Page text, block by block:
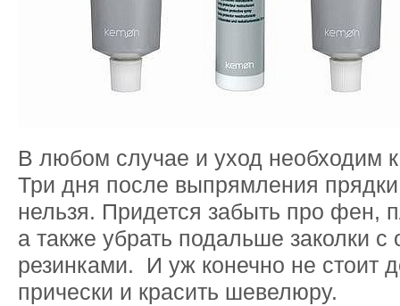
В любом случае и уход необходим
Три дня после выпрямления
нельзя. Придется забыть про фен,
а также убрать подальше заколки с
резинками. И уж конечно не стоит
прически и красить шевелюру.